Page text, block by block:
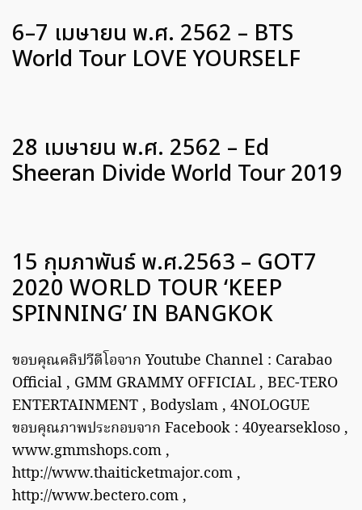
6–7 เมษายน พ.ศ. 2562 – BTS
World Tour LOVE YOURSELF
28 เมษายน พ.ศ. 2562 – Ed
Sheeran Divide World Tour 2019
15 กุมภาพันธ์ พ.ศ.2563 – GOT7
2020 WORLD TOUR ‘KEEP
SPINNING’ IN BANGKOK
ขอบคุณคลิปวีดีโอจาก Youtube Channel : Carabao
Official , GMM GRAMMY OFFICIAL , BEC-TERO
ENTERTAINMENT , Bodyslam , 4NOLOGUE
ขอบคุณภาพประกอบจาก Facebook : 40yearsekloso ,
www.gmmshops.com ,
http://www.thaiticketmajor.com ,
http://www.bectero.com ,